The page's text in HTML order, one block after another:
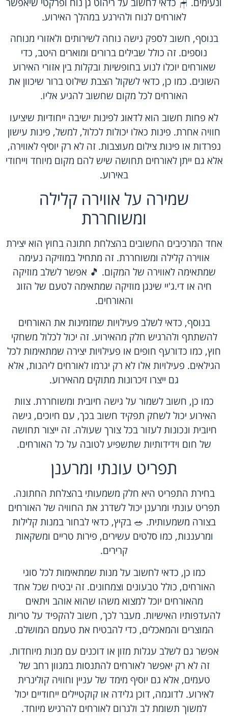
לאורחים לנוח ולהירגע במהלך האירוע.
בנוסף, חשוב לספק גישה נוחה לשירותים ולאזורי מנוחה
נוספים. זה כולל שבילים ברורים ומוארים היטב, כדי
שאורחים יוכלו לנוע בחופשיות ובקלות בין אזורי האירוע
השונים. כמו כן, כדאי לשקול הצבת שילוט ברור שיכוון את
האורחים לכל מקום שחשוב להגיע אליו.
לא פחות חשוב הוא לדאוג לפינות ישיבה ייחודיות שיציעו
חוויה אחרת. פינות כאלו יכולות לכלול, למשל, פינות עישון
נפרדות או פינות צילום מעוצבות. זה לא רק יוסיף לאווירה,
אלא גם ייתן לאורחים תחושה שיש להם מקום מיוחד וייחודי
באירוע.
שמירה על אווירה קלילה
ומשוחררת
אחד המרכיבים החשובים בהצלחת חתונה בחוץ הוא יצירת
אווירה קלילה ומשוחררת. זה מתחיל במוזיקה נעימה
שמתאימה לאווירה של המקום. 🎵 אפשר לשלב מוזיקה
חיה או די.ג'יי שינגן מוזיקה שמתאימה לטעם של הזוג
והאורחים.
בנוסף, כדאי לשלב פעילויות שמזמינות את האורחים
להשתתף ולהרגיש חלק מהאירוע. זה יכול לכלול משחקי
חוץ, כמו כדורעף חופים או פעילויות יצירה שמתאימות לכל
הגילאים. פעילויות אלו לא רק יגרמו לאורחים ליהנות, אלא
גם ייצרו זיכרונות מתוקים מהאירוע.
כמו כן, חשוב לשמור על גישה חיובית ומשוחררת. צוות
האירוע יכול לשחק תפקיד חשוב בכך, עם חיוכים, גישה
חיובית ונכונות לעזור בכל צורך שעולה. זה ייצור תחושה
של חום וידידותיות שתשפיע לטובה על כל האורחים.
תפריט עונתי ומרענן
בחירת התפריט היא חלק משמעותי בהצלחת החתונה.
תפריט עונתי ומרענן יכול לשדרג את החוויה של האורחים
בצורה משמעותית. 🥗 בקיץ, כדאי לבחור במנות קלילות
ומרעננות, כמו סלטים עשירים, פירות טריים ומשקאות
קרירים.
כמו כן, כדאי לחשוב על מנות שמתאימות לכל סוגי
האורחים, כולל טבעונים וצמחונים. זה יבטיח שכל אחד
מהאורחים יוכל למצוא משהו שהוא אוהב ויתאים
להעדפותיו האישיות. מעבר לכך, חשוב להקפיד על טריות
המוצרים והמאכלים, כדי להבטיח את טעמם המושלם.
אפשר גם לשלב עגלות מזון או דוכנים עם מנות מיוחדות.
זה לא רק יאפשר לאורחים להתנסות במגוון רחב של
טעמים, אלא גם יוסיף מימד של עניין וחוויה קולינרית
לאירוע. לדוגמה, דוכן גלידה או קוקטיילים ייחודיים יכול
למשוך תשומת לב ולגרום לאורחים להרגיש מיוחד.